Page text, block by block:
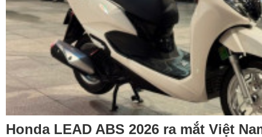
Honda LEAD ABS 2026 ra mắt Việt